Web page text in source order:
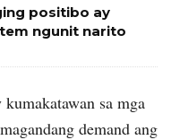
positibo ay
ngunit narito
sa mga
demand ang